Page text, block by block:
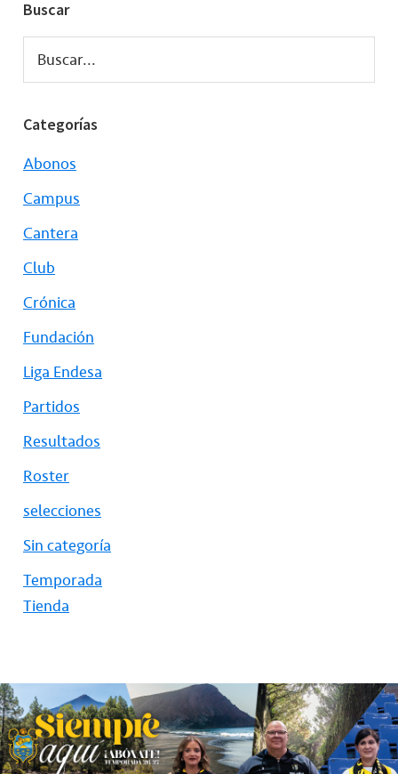
Buscar
Buscar...
Categorías
Abonos
Campus
Cantera
Club
Crónica
Fundación
Liga Endesa
Partidos
Resultados
Roster
selecciones
Sin categoría
Temporada
Tienda